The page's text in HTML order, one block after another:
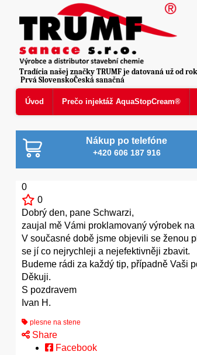
Úvod Prečo injektáž AquaStopCream®
Prvá SlovenskoČeská sanačná
Tradícia našej značky TRUMF je datovaná už od
Nákup po telefóne
+420 606 187 916
0
0
Dobrý den, pane Schwarzi,
zaujal mě Vámi proklamovaný výrobek
V současné době jsme objevili se ženou
se jí co nejrychleji a nejefektivněji zbavit.
Budeme rádi za každý tip, případně Vaši
Děkuji.
S pozdravem
Ivan H.
plesne na stene
Share
Facebook